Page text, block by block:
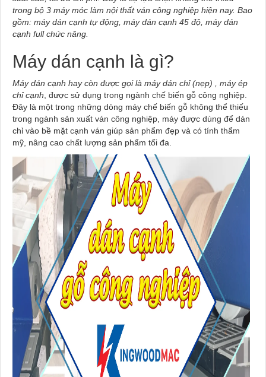
trong bộ 3 máy móc làm nội thất ván công nghiệp hiện nay. Bao
gồm: máy dán cạnh tự động, máy dán cạnh 45 độ, máy dán
cạnh full chức năng.
Máy dán cạnh là gì?
Máy dán cạnh hay còn được gọi là máy dán chỉ (nẹp) , máy ép
chỉ cạnh , được sử dụng trong ngành chế biến gỗ công nghiệp.
Đây là một trong những dòng máy chế biến gỗ không thể thiếu
trong ngành sản xuất ván công nghiệp, máy được dùng để dán
chỉ vào bề mặt cạnh ván giúp sản phẩm đẹp và có tính thẩm
mỹ, nâng cao chất lượng sản phẩm tối đa.